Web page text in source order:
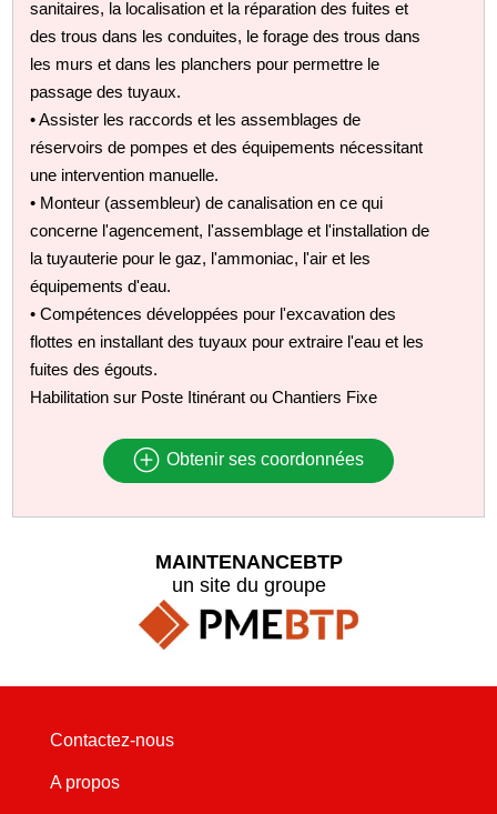
sanitaires, la localisation et la réparation des fuites et
des trous dans les conduites, le forage des trous dans
les murs et dans les planchers pour permettre le
passage des tuyaux.
• Assister les raccords et les assemblages de
réservoirs de pompes et des équipements nécessitant
une intervention manuelle.
• Monteur (assembleur) de canalisation en ce qui
concerne l'agencement, l'assemblage et l'installation de
la tuyauterie pour le gaz, l'ammoniac, l'air et les
équipements d'eau.
• Compétences développées pour l'excavation des
flottes en installant des tuyaux pour extraire l'eau et les
fuites des égouts.
Habilitation sur Poste Itinérant ou Chantiers Fixe
Obtenir ses coordonnées
MAINTENANCEBTP
un site du groupe
Contactez-nous
A propos